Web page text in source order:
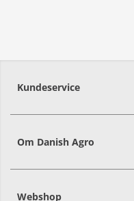
Kundeservice
Om Danish Agro
Webshop